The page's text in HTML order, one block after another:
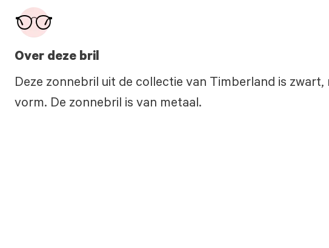
Over deze bril
Deze zonnebril uit de collectie van Timberland is
vorm. De zonnebril is van metaal.